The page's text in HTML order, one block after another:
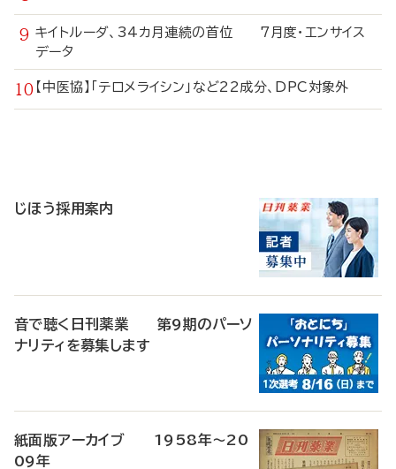
キイトルーダ、34カ月連続の首位 7月度・エンサイス
データ
【中医協】「テロメライシン」など22成分、DPC対象外
じほう採用案内
音で聴く日刊薬業 第9期のパーソ
ナリティを募集します
紙面版アーカイブ 1958年～20
09年